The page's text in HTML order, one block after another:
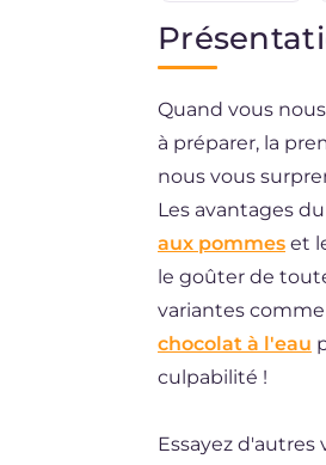
Quand vous
à préparer, la
nous vous
Les avantages du
aux pommes et
le goûter de
variantes
chocolat à l'eau
culpabilité !
Essayez